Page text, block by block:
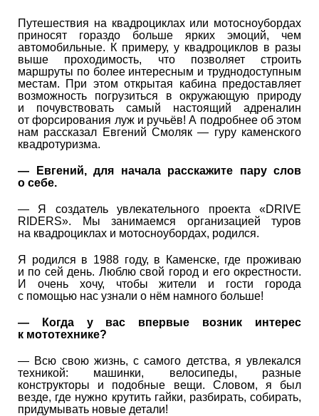
Путешествия на квадроциклах или мотосноубордах
приносят гораздо больше ярких эмоций, чем
автомобильные. К примеру, у квадроциклов в разы
выше проходимость, что позволяет строить
маршруты по более интересным и труднодоступным
местам. При этом открытая кабина предоставляет
возможность погрузиться в окружающую природу
и почувствовать самый настоящий адреналин
от форсирования луж и ручьёв! А подробнее об этом
нам рассказал Евгений Смоляк — гуру каменского
квадротуризма.
— Евгений, для начала расскажите пару слов
о себе.
— Я создатель увлекательного проекта «DRIVE
RIDERS». Мы занимаемся организацией туров
на квадроциклах и мотосноубордах, родился.
Я родился в 1988 году, в Каменске, где проживаю
и по сей день. Люблю свой город и его окрестности.
И очень хочу, чтобы жители и гости города
с помощью нас узнали о нём намного больше!
— Когда у вас впервые возник интерес
к мототехнике?
— Всю свою жизнь, с самого детства, я увлекался
техникой: машинки, велосипеды, разные
конструкторы и подобные вещи. Словом, я был
везде, где нужно крутить гайки, разбирать, собирать,
придумывать новые детали!